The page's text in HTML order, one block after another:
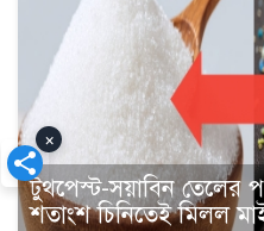
টুথপেস্ট-সয়াবিন তেলের
শতাংশ চিনিতেই মিলল
×